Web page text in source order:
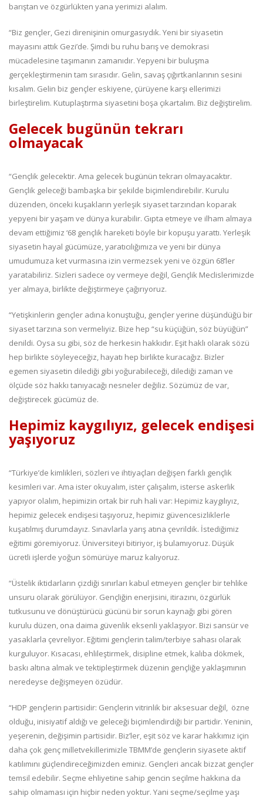
barıştan ve özgürlükten yana yerimizi alalım.
“Biz gençler, Gezi direnişinin omurgasıydık. Yeni bir siyasetin
mayasını attık Gezi’de. Şimdi bu ruhu barış ve demokrasi
mücadelesine taşımanın zamanıdır. Yepyeni bir buluşma
gerçekleştirmenin tam sırasıdır. Gelin, savaş çığırtkanlarının sesini
kısalım. Gelin biz gençler eskiyene, çürüyene karşı ellerimizi
birleştirelim. Kutuplaştırma siyasetini boşa çıkartalım. Biz değiştirelim.
Gelecek bugünün tekrarı
olmayacak
“Gençlik gelecektir. Ama gelecek bugünün tekrarı olmayacaktır.
Gençlik geleceği bambaşka bir şekilde biçimlendirebilir. Kurulu
düzenden, önceki kuşakların yerleşik siyaset tarzından koparak
yepyeni bir yaşam ve dünya kurabilir. Gıpta etmeye ve ilham almaya
devam ettiğimiz ‘68 gençlik hareketi böyle bir kopuşu yarattı. Yerleşik
siyasetin hayal gücümüze, yaratıcılığımıza ve yeni bir dünya
umudumuza ket vurmasına izin vermezsek yeni ve özgün 68’ler
yaratabiliriz. Sizleri sadece oy vermeye değil, Gençlik Meclislerimizde
yer almaya, birlikte değiştirmeye çağırıyoruz.
“Yetişkinlerin gençler adına konuştuğu, gençler yerine düşündüğü bir
siyaset tarzına son vermeliyiz. Bize hep “su küçüğün, söz büyüğün”
denildi. Oysa su gibi, söz de herkesin hakkıdır. Eşit haklı olarak sözü
hep birlikte söyleyeceğiz, hayatı hep birlikte kuracağız. Bizler
egemen siyasetin dilediği gibi yoğurabileceği, dilediği zaman ve
ölçüde söz hakkı tanıyacağı nesneler değiliz. Sözümüz de var,
değiştirecek gücümüz de.
Hepimiz kaygılıyız, gelecek endişesi
yaşıyoruz
“Türkiye’de kimlikleri, sözleri ve ihtiyaçları değişen farklı gençlik
kesimleri var. Ama ister okuyalım, ister çalışalım, isterse askerlik
yapıyor olalım, hepimizin ortak bir ruh hali var: Hepimiz kaygılıyız,
hepimiz gelecek endişesi taşıyoruz, hepimiz güvencesizliklerle
kuşatılmış durumdayız. Sınavlarla yarış atına çevrildik. İstediğimiz
eğitimi göremiyoruz. Üniversiteyi bitiriyor, iş bulamıyoruz. Düşük
ücretli işlerde yoğun sömürüye maruz kalıyoruz.
“Üstelik iktidarların çizdiği sınırları kabul etmeyen gençler bir tehlike
unsuru olarak görülüyor. Gençliğin enerjisini, itirazını, özgürlük
tutkusunu ve dönüştürücü gücünü bir sorun kaynağı gibi gören
kurulu düzen, ona daima güvenlik eksenli yaklaşıyor. Bizi sansür ve
yasaklarla çevreliyor. Eğitimi gençlerin talim/terbiye sahası olarak
kurguluyor. Kısacası, ehlileştirmek, disipline etmek, kalıba dökmek,
baskı altına almak ve tektipleştirmek düzenin gençliğe yaklaşımının
neredeyse değişmeyen özüdür.
“HDP gençlerin partisidir: Gençlerin vitrinlik bir aksesuar değil, özne
olduğu, inisiyatif aldığı ve geleceği biçimlendirdiği bir partidir. Yeninin,
yeşerenin, değişimin partisidir. Biz’ler, eşit söz ve karar hakkımız için
daha çok genç milletvekillerimizle TBMM’de gençlerin siyasete aktif
katılımını güçlendireceğimizden eminiz. Gençleri ancak bizzat gençler
temsil edebilir. Seçme ehliyetine sahip gencin seçilme hakkına da
sahip olmaması için hiçbir neden yoktur. Yani seçme/seçilme yaşı